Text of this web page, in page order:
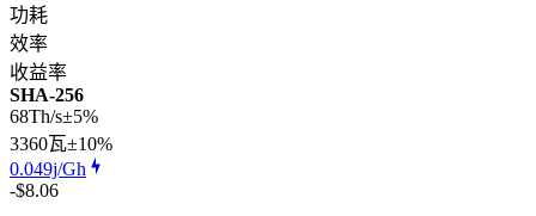
功耗
效率
收益率
SHA-256
68Th/s±5%
3360瓦±10%
0.049j/Gh
-$8.06